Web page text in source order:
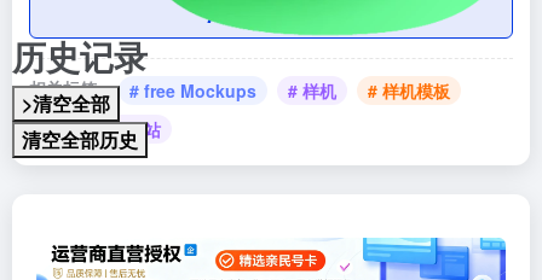
历史记录
>清空全部
清空全部历史
AI账号购买
相关标签： # free Mockups # 样机
# 样机模板
# 样机模板网站